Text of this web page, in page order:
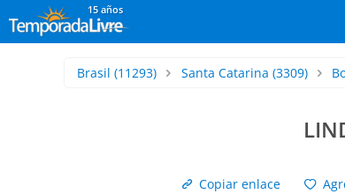
15 años
Brasil (11293) Santa Catarina (3309)
Copiar enlace